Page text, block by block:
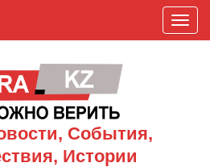
П
о
События,
Истории